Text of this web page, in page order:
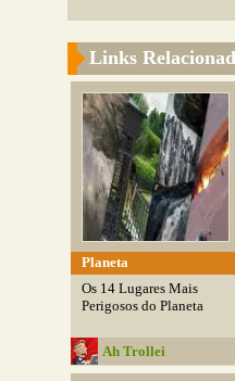
Links
Planeta
Os 14 Lugares Mais
Perigosos do Planeta
Ah Trollei